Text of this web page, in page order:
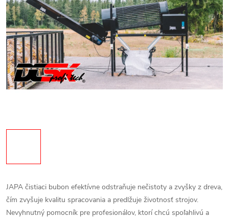
JAPA čistiaci bubon efektívne odstraňuje nečistoty a zvyšky z dreva,
čím zvyšuje kvalitu spracovania a predlžuje životnosť strojov.
Nevyhnutný pomocník pre profesionálov, ktorí chcú spoľahlivú a